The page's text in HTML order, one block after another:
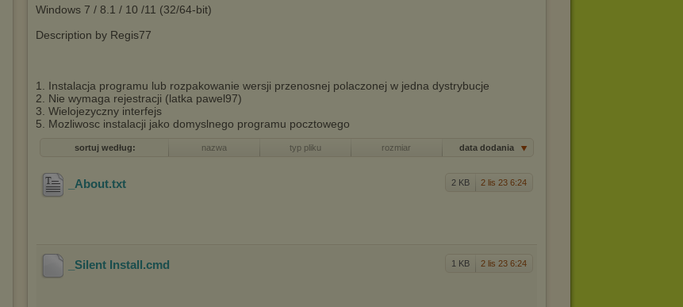
Windows 7 / 8.1 / 10 /11 (32/64-bit)
Description by Regis77
1. Instalacja programu lub rozpakowanie wersji przenosnej polaczonej w jedna dystrybucje
2. Nie wymaga rejestracji (latka pawel97)
3. Wielojezyczny interfejs
5. Mozliwosc instalacji jako domyslnego programu pocztowego
sortuj według: nazwa typ pliku rozmiar data dodania
2 KB 2 lis 23 6:24
_About.txt
1 KB 2 lis 23 6:24
_Silent Install .cmd